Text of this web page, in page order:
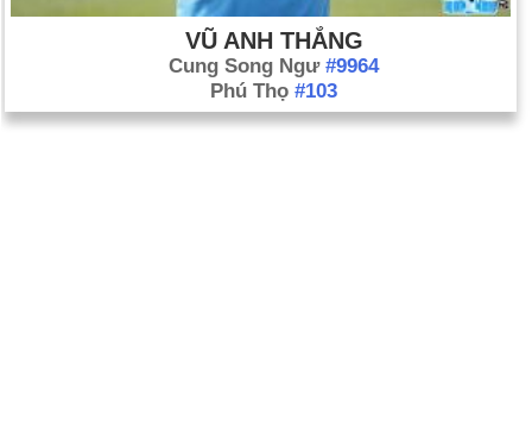
VŨ ANH THẮNG
Cung Song Ngư #9964
Phú Thọ #103